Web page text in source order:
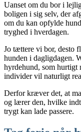
Uanset om du bor i
boligen i sig selv, der
om du kan opfylde
tryghed i hverdagen.
Jo tættere vi bor, desto
hunden i dagligdagen.
hyrdehund, som hurtigt
individer vil naturligt
Derfor kræver det, at
og lærer den, hvilke
trygt kan lade passere.